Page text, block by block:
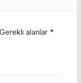
Gerekli alanlar *